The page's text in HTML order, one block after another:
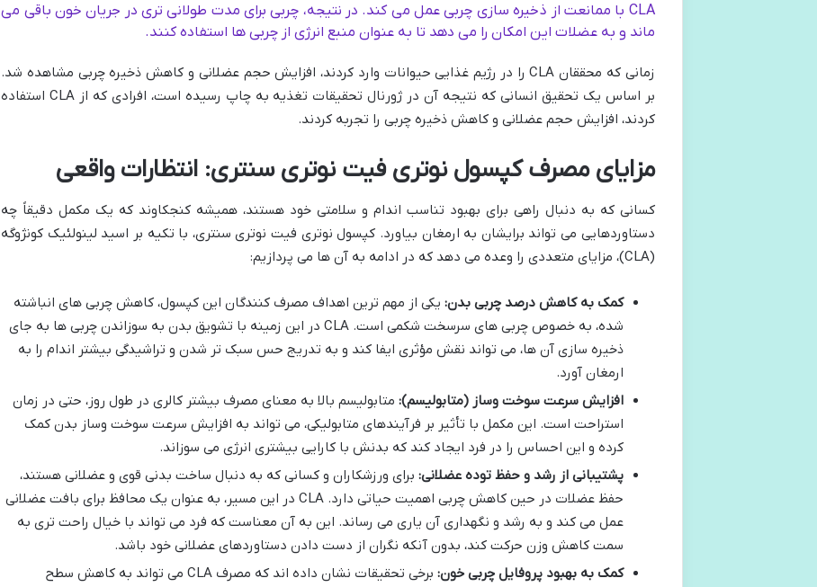
CLA با ممانعت از ذخیره سازی چربی عمل می کند. در نتیجه، چربی برای مدت طولانی تری در جریان خون باقی می
ماند و به عضلات این امکان را می دهد تا به عنوان منبع انرژی از چربی ها استفاده کنند.
زمانی که محققان CLA را در رژیم غذایی حیوانات وارد کردند، افزایش حجم عضلانی و کاهش ذخیره چربی مشاهده شد.
بر اساس یک تحقیق انسانی که نتیجه آن در ژورنال تحقیقات تغذیه به چاپ رسیده است، افرادی که از CLA استفاده
کردند، افزایش حجم عضلانی و کاهش ذخیره چربی را تجربه کردند.
مزایای مصرف کپسول نوتری فیت نوتری سنتری: انتظارات واقعی
کسانی که به دنبال راهی برای بهبود تناسب اندام و سلامتی خود هستند، همیشه کنجکاوند که یک مکمل دقیقاً چه
دستاوردهایی می تواند برایشان به ارمغان بیاورد. کپسول نوتری فیت نوتری سنتری، با تکیه بر اسید لینولئیک کونژوگه
(CLA)، مزایای متعددی را وعده می دهد که در ادامه به آن ها می پردازیم:
کمک به کاهش درصد چربی بدن: یکی از مهم ترین اهداف مصرف کنندگان این کپسول، کاهش چربی های انباشته
شده، به خصوص چربی های سرسخت شکمی است. CLA در این زمینه با تشویق بدن به سوزاندن چربی ها به جای
ذخیره سازی آن ها، می تواند نقش مؤثری ایفا کند و به تدریج حس سبک تر شدن و تراشیدگی بیشتر اندام را به
ارمغان آورد.
افزایش سرعت سوخت وساز (متابولیسم): متابولیسم بالا به معنای مصرف بیشتر کالری در طول روز، حتی در زمان
استراحت است. این مکمل با تأثیر بر فرآیندهای متابولیکی، می تواند به افزایش سرعت سوخت وساز بدن کمک
کرده و این احساس را در فرد ایجاد کند که بدنش با کارایی بیشتری انرژی می سوزاند.
پشتیبانی از رشد و حفظ توده عضلانی: برای ورزشکاران و کسانی که به دنبال ساخت بدنی قوی و عضلانی هستند،
حفظ عضلات در حین کاهش چربی اهمیت حیاتی دارد. CLA در این مسیر، به عنوان یک محافظ برای بافت عضلانی
عمل می کند و به رشد و نگهداری آن یاری می رساند. این به آن معناست که فرد می تواند با خیال راحت تری به
سمت کاهش وزن حرکت کند، بدون آنکه نگران از دست دادن دستاوردهای عضلانی خود باشد.
کمک به بهبود پروفایل چربی خون:
برخی تحقیقات نشان داده اند که مصرف CLA می تواند به کاهش سطح